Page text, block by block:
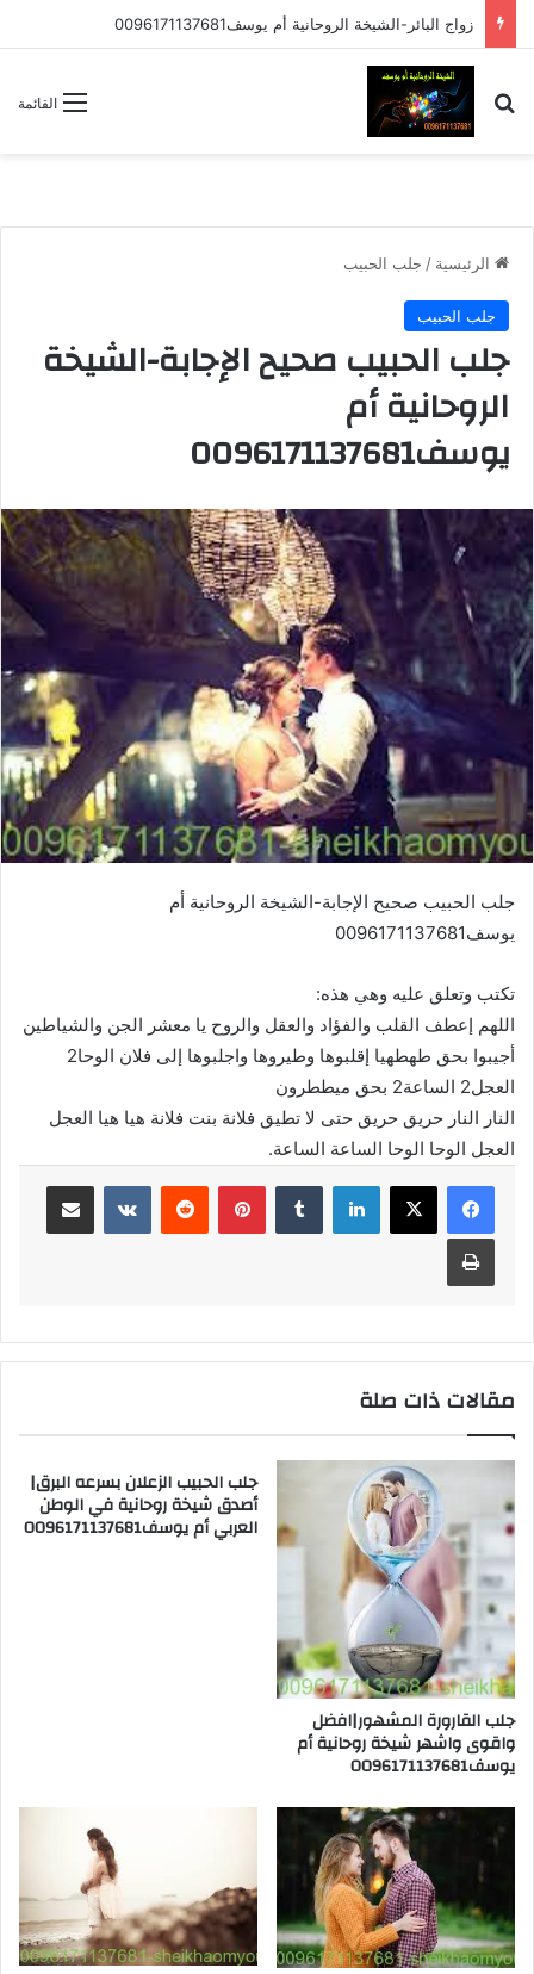
زواج البائر-الشيخة الروحانية أم يوسف0096171137681
القائمة بحث عن
الرئيسية / جلب الحبيب
جلب الحبيب
جلب الحبيب صحيح الإجابة-الشيخة
الروحانية أم
يوسف0096171137681
جلب الحبيب صحيح الإجابة-الشيخة الروحانية أم
يوسف0096171137681
تكتب وتعلق عليه وهي هذه:
اللهم إعطف القلب والفؤاد والعقل والروح يا معشر الجن والشياطين
أجيبوا بحق طهطهيا إقلبوها وطيروها واجلبوها إلى فلان الوحا2
العجل2 الساعة2 بحق ميططرون
النار النار حريق حريق حتى لا تطيق فلانة بنت فلانة هيا هيا العجل
العجل الوحا الوحا الساعة الساعة.
لينكدإن
بينتيريست ‏VKontakte
مقالات ذات صلة
جلب القارورة المشهور|افضل
واقوى واشهر شيخة روحانية أم
يوسف0096171137681
جلب الحبيب الزعلان بسرعه البرق|
أصدق شيخة روحانية في الوطن
العربي أم يوسف0096171137681